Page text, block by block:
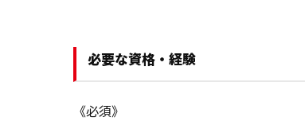
必要な資格・経験
《必須》